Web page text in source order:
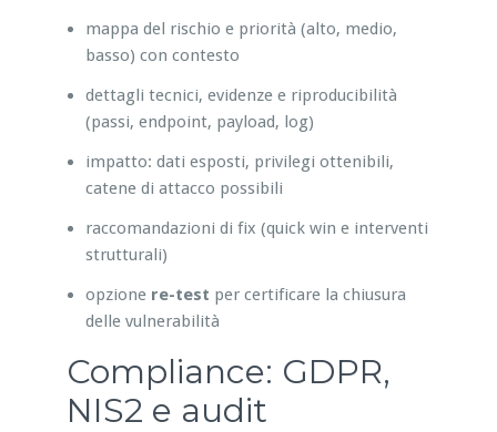
mappa del rischio e priorità (alto, medio,
basso) con contesto
dettagli tecnici, evidenze e riproducibilità
(passi, endpoint, payload, log)
impatto: dati esposti, privilegi ottenibili,
catene di attacco possibili
raccomandazioni di fix (quick win e interventi
strutturali)
opzione re-test per certificare la chiusura
delle vulnerabilità
Compliance: GDPR,
NIS2 e audit